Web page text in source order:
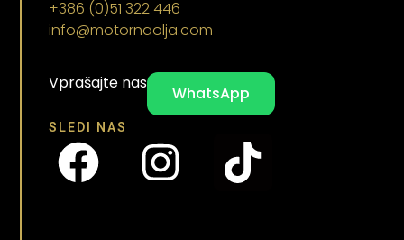
+386 (0)51 322 446
info@motornaolja.com
Vprašajte nas
WhatsApp
SLEDI NAS